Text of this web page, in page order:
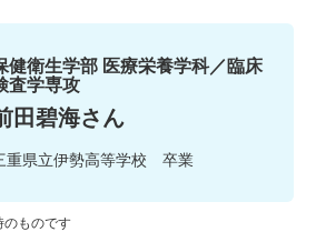
健衛生学部 医療栄養学科／臨床
査学専攻
田碧海さん
重県立伊勢高等学校 卒業
ものです